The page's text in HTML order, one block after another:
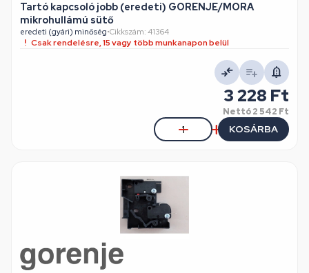
Tartó kapcsoló jobb (eredeti) GORENJE/MORA
mikrohullámú sütő
eredeti (gyári) minőség•Cikkszám: 41364
Csak rendelésre, 15 vagy több munkanapon belül
3 228 Ft
Nettó2 542 Ft
KOSÁRBA